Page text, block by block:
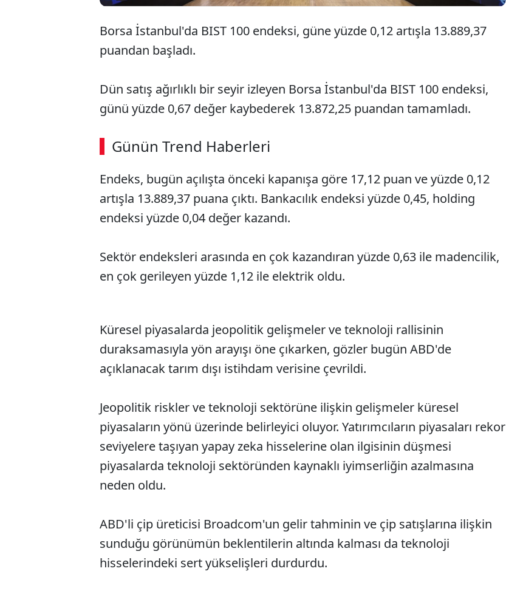
Borsa İstanbul'da BIST 100 endeksi, güne yüzde 0,12 artışla 13.889,37
puandan başladı.
Dün satış ağırlıklı bir seyir izleyen Borsa İstanbul'da BIST 100 endeksi,
günü yüzde 0,67 değer kaybederek 13.872,25 puandan tamamladı.
Günün Trend Haberleri
00:02 / 08:15
Sesi Aç
Endeks, bugün açılışta önceki kapanışa göre 17,12 puan ve yüzde 0,12
artışla 13.889,37 puana çıktı. Bankacılık endeksi yüzde 0,45, holding
endeksi yüzde 0,04 değer kazandı.
Sektör endeksleri arasında en çok kazandıran yüzde 0,63 ile madencilik,
en çok gerileyen yüzde 1,12 ile elektrik oldu.
Küresel piyasalarda jeopolitik gelişmeler ve teknoloji rallisinin
duraksamasıyla yön arayışı öne çıkarken, gözler bugün ABD'de
açıklanacak tarım dışı istihdam verisine çevrildi.
Jeopolitik riskler ve teknoloji sektörüne ilişkin gelişmeler küresel
piyasaların yönü üzerinde belirleyici oluyor. Yatırımcıların piyasaları rekor
seviyelere taşıyan yapay zeka hisselerine olan ilgisinin düşmesi
piyasalarda teknoloji sektöründen kaynaklı iyimserliğin azalmasına
neden oldu.
ABD'li çip üreticisi Broadcom'un gelir tahminin ve çip satışlarına ilişkin
sunduğu görünümün beklentilerin altında kalması da teknoloji
hisselerindeki sert yükselişleri durdurdu.